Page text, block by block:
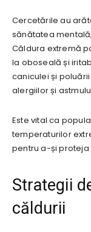
Cercetările au
sănătatea
Căldura extremă
la oboseală și
caniculei și
alergiilor și
Este vital ca
temperaturilor
pentru a-și proteja
Strategii
căldurii